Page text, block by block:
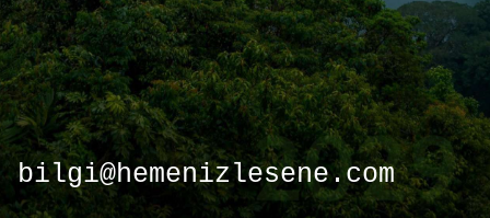
bilgi@hemenizlesene.com